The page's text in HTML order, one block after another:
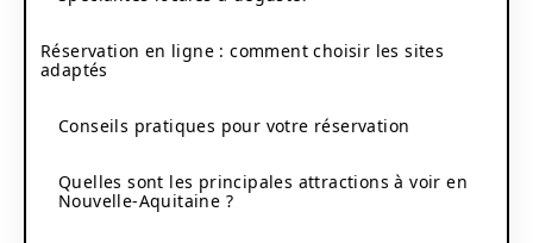
Réservation en ligne : comment choisir les sites
adaptés
Conseils pratiques pour votre réservation
Quelles sont les principales attractions à voir en
Nouvelle-Aquitaine ?